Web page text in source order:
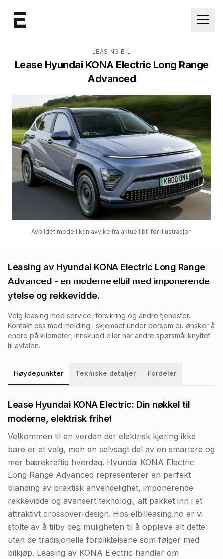
LEASING BIL
Lease Hyundai KONA Electric Long Range
Advanced
Avbildet modell kan avvike fra aktuell bil for illustrasjon
Leasing av Hyundai KONA Electric Long Range
Advanced - en moderne elbil med imponerende
ytelse og rekkevidde.
Velg leasing med service, forsikring og andre tjenester.
Kontakt oss med melding i skjemaet under dersom du ønsker å
endre på kilometer, innskudd eller har andre spørsmål knyttet
til avtalen.
Høydepunkter Tekniske detaljer Fordeler
Lease Hyundai KONA Electric: Din nøkkel til
moderne, elektrisk frihet
Velkommen til en verden der elektrisk kjøring ikke
bare er et valg, men en selvsagt del av en smartere og
mer bærekraftig hverdag. Hyundai KONA Electric
Long Range Advanced representerer en perfekt
blanding av praktisk anvendelighet, imponerende
rekkevidde og avansert teknologi, alt pakket inn i et
attraktivt crossover-design. Hos elbilleasing.no er vi
stolte av å tilby deg muligheten til å oppleve alt dette
uten de tradisjonelle forpliktelsene som følger med
bilkjøp. Leasing av KONA Electric handler om